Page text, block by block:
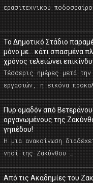
ερασιτεχνικού
Το Δημοτικό Στάδιο
μόνο με… κάτι σπασμένα
χρόνος τελειώνει
Τέσσερις ημέρες μετά
εργασιών, η εικόνα
Πυρ ομαδόν από
οργανωμένους της
γηπέδου!
Η μια ανακοίνωση
νησί της Ζακύνθου …
Από τις Ακαδημίες του